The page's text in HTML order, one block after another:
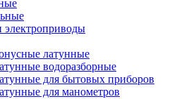
электроприводы
латунные
водоразборные
для бытовых приборов
для манометров